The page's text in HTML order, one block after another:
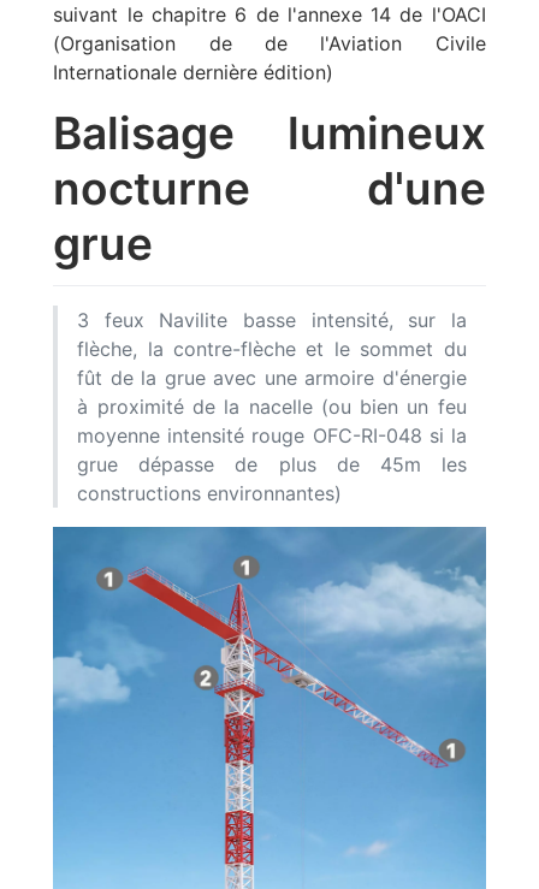
suivant le chapitre 6 de l'annexe 14 de l'OACI
(Organisation de de l'Aviation Civile
Internationale dernière édition)
Balisage lumineux
nocturne d'une
grue
3 feux Navilite basse intensité, sur la
flèche, la contre-flèche et le sommet du
fût de la grue avec une armoire d'énergie
à proximité de la nacelle (ou bien un feu
moyenne intensité rouge OFC-RI-048 si la
grue dépasse de plus de 45m les
constructions environnantes)